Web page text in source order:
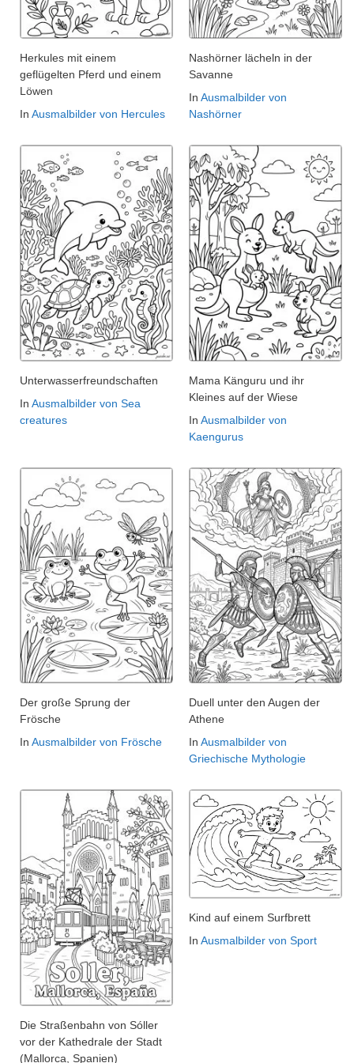
Herkules mit einem
geflügelten Pferd und einem
Löwen
In Ausmalbilder von Hercules
Nashörner lächeln in der
Savanne
In Ausmalbilder von
Nashörner
Unterwasserfreundschaften
In Ausmalbilder von Sea
creatures
Mama Känguru und ihr
Kleines auf der Wiese
In Ausmalbilder von
Kaengurus
Der große Sprung der
Frösche
In Ausmalbilder von Frösche
Duell unter den Augen der
Athene
In Ausmalbilder von
Griechische Mythologie
Die Straßenbahn von Sóller
vor der Kathedrale der Stadt
(Mallorca, Spanien)
Kind auf einem Surfbrett
In Ausmalbilder von Sport